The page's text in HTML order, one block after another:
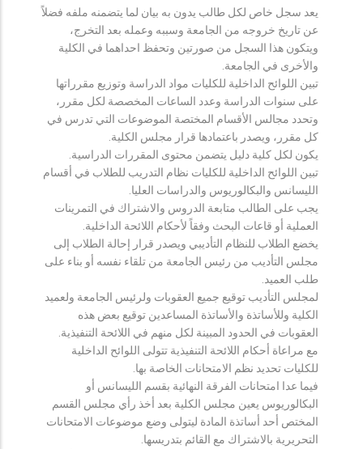
يعد سجل خاص لكل طالب يدون به بيان لما يتضمنه ملفه فضلاً
عن تاريخ خروجه من الجامعة وسببه وعمله بعد التخرج،
ويتكون هذا السجل من صورتين وتحفظ احداهما في الكلية
والأخرى في الجامعة.
تبين اللوائح الداخلية للكليات مواد الدراسة وتوزيع مقرراتها
على سنوات الدراسة وعدد الساعات المخصصة لكل مقرر،
وتحدد مجالس الأقسام المختصة الموضوعات التي تدرس في
كل مقرر، ويصدر باعتمادها قرار مجلس الكلية.
يكون لكل كلية دليل يتضمن محتوى المقررات الدراسية.
تبين اللوائح الداخلية للكليات نظام التدريب للطلاب في أقسام
الليسانس والبكالوريوس والدراسات العليا.
يجب على الطالب متابعة الدروس والاشتراك في التمرينات
العملية أو قاعات البحث وفقاً لأحكام اللائحة الداخلية.
يخضع الطلاب للنظام التأديبي ويصدر قرار إحالة الطلاب إلى
مجلس التأديب من رئيس الجامعة من تلقاء نفسه أو بناء على
طلب العميد.
لمجلس التأديب توقيع جميع العقوبات ولرئيس الجامعة ولعميد
الكلية وللأساتذة والأساتذة المساعدين توقيع بعض هذه
العقوبات في الحدود المبينة لكل منهم في اللائحة التنفيذية.
مع مراعاة أحكام اللائحة التنفيذية تتولى اللوائح الداخلية
للكليات تحديد نظم الامتحانات الخاصة بها.
فيما عدا امتحانات الفرقة النهائية بقسم الليسانس أو
البكالوريوس يعين مجلس الكلية بعد أخذ رأي مجلس القسم
المختص أحد أساتذة المادة ليتولى وضع موضوعات الامتحانات
التحريرية بالاشتراك مع القائم بتدريسها.